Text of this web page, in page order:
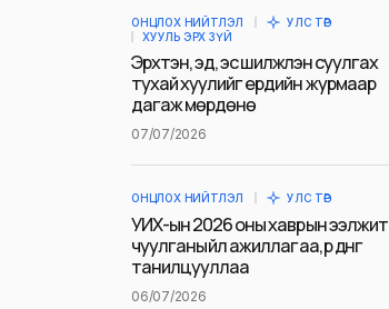
ОНЦЛОХ НИЙТЛЭЛ
УЛС ТӨР
ХУУЛЬ ЭРХ ЗҮЙ
Эрхтэн, эд, эс шилжүүлэн суулгах
тухай хуулийг ердийн журмаар
дагаж мөрдөнө
07/07/2026
ОНЦЛОХ НИЙТЛЭЛ УЛС ТӨР
УИХ-ын 2026 оны хаврын ээлжит
чуулганы үйл ажиллагаа, үр дүнг
танилцууллаа
06/07/2026